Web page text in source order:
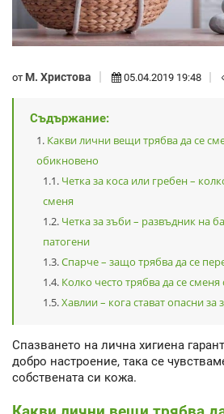
от М. Христова 05.04.2019 19:48
Съдържание:
Какви лични вещи трябва да се
обикновено
Четка за коса или гребен –
сменя
Четка за зъби – развъдник на
патогени
Спарче – защо трябва да се
Колко често трябва да се
Хавлии – кога стават опасни за
Спазването на лична хигиена
добро настроение, така се
собствената си кожа.